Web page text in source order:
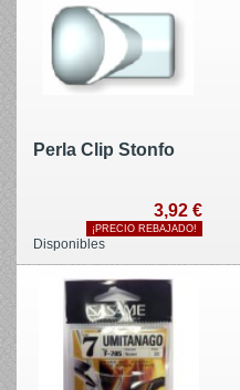
Perla Clip Stonfo
3,92 €
¡PRECIO REBAJADO!
Disponibles